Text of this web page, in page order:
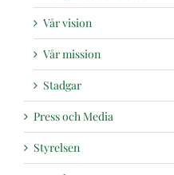
Vår vision
Vår mission
Stadgar
Press och Media
Styrelsen